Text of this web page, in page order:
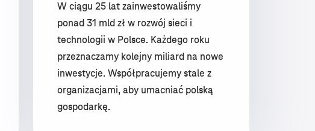
W ciągu 25 lat zainwestowaliśmy
ponad 31 mld zł w rozwój sieci i
technologii w Polsce. Każdego roku
przeznaczamy kolejny miliard na nowe
inwestycje. Współpracujemy stale z
organizacjami, aby umacniać polską
gospodarkę.